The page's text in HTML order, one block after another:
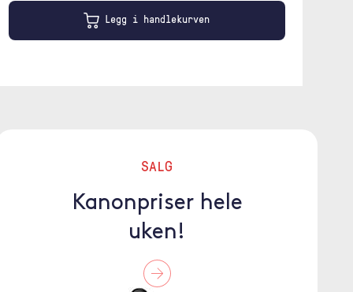
Legg i handlekurven
SALG
Kanonpriser hele
uken!